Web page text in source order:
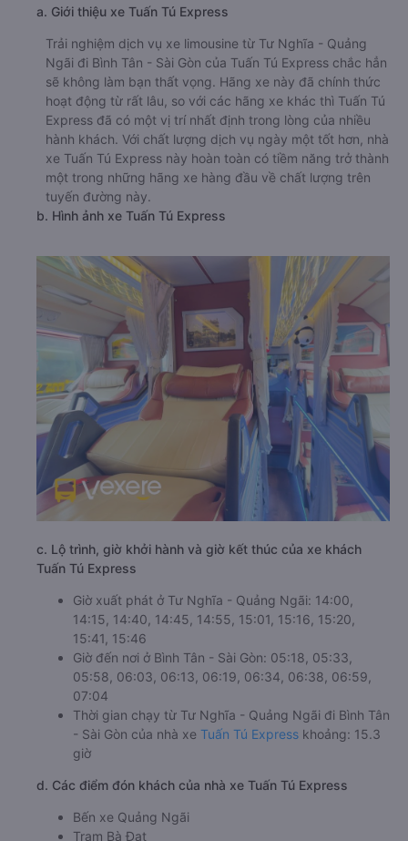
a. Giới thiệu xe Tuấn Tú Express
Trải nghiệm dịch vụ xe limousine từ Tư Nghĩa - Quảng
Ngãi đi Bình Tân - Sài Gòn của Tuấn Tú Express chắc hẳn
sẽ không làm bạn thất vọng. Hãng xe này đã chính thức
hoạt động từ rất lâu, so với các hãng xe khác thì Tuấn Tú
Express đã có một vị trí nhất định trong lòng của nhiều
hành khách. Với chất lượng dịch vụ ngày một tốt hơn, nhà
xe Tuấn Tú Express này hoàn toàn có tiềm năng trở thành
một trong những hãng xe hàng đầu về chất lượng trên
tuyến đường này.
b. Hình ảnh xe Tuấn Tú Express
c. Lộ trình, giờ khởi hành và giờ kết thúc của xe khách
Tuấn Tú Express
Giờ xuất phát ở Tư Nghĩa - Quảng Ngãi: 14:00,
14:15, 14:40, 14:45, 14:55, 15:01, 15:16, 15:20,
15:41, 15:46
Giờ đến nơi ở Bình Tân - Sài Gòn: 05:18, 05:33,
05:58, 06:03, 06:13, 06:19, 06:34, 06:38, 06:59,
07:04
Thời gian chạy từ Tư Nghĩa - Quảng Ngãi đi Bình Tân
- Sài Gòn của nhà xe Tuấn Tú Express khoảng: 15.3
giờ
d. Các điểm đón khách của nhà xe Tuấn Tú Express
Bến xe Quảng Ngãi
Trạm Bà Đạt